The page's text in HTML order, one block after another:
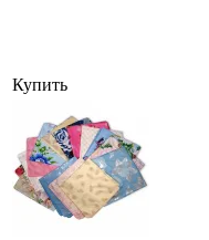
Купить